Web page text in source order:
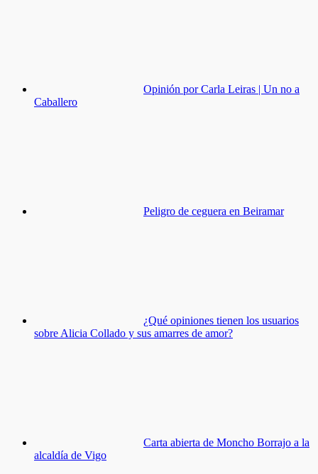
Opinión por Carla Leiras | Un no a
Caballero
Peligro de ceguera en Beiramar
¿Qué opiniones tienen los usuarios
sobre Alicia Collado y sus amarres de amor?
Carta abierta de Moncho Borrajo a la
alcaldía de Vigo